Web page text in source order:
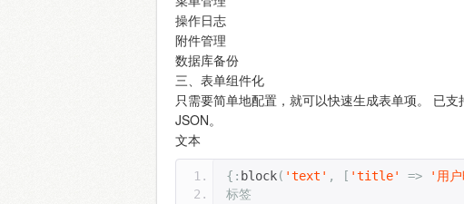
操作日志
附件管理
数据库备份
三、表单组件化
只需要简单地配置，就可以快速生成表单项。 已
JSON。
文本
{: block( 'text' , [ 'title' => '用
标签